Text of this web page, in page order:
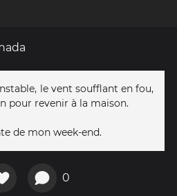
le vent soufflant en fou,
pour revenir à la maison.
de mon week-end.
0